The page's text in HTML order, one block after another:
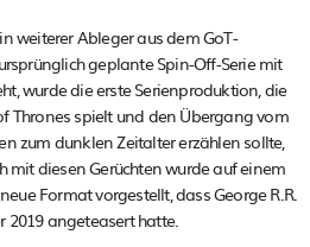
weiterer Ableger aus dem GoT-
geplante Spin-Off-Serie mit
wurde die erste Serienproduktion, die
Thrones spielt und den Übergang vom
zum dunklen Zeitalter erzählen sollte,
mit diesen Gerüchten wurde auf einem
Format vorgestellt, dass George R.R.
angeteasert hatte.